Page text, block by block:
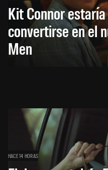
Kit Connor
convertirse en el
Men
HACE 14 HORAS